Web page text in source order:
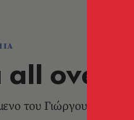
over
του Γιώργου